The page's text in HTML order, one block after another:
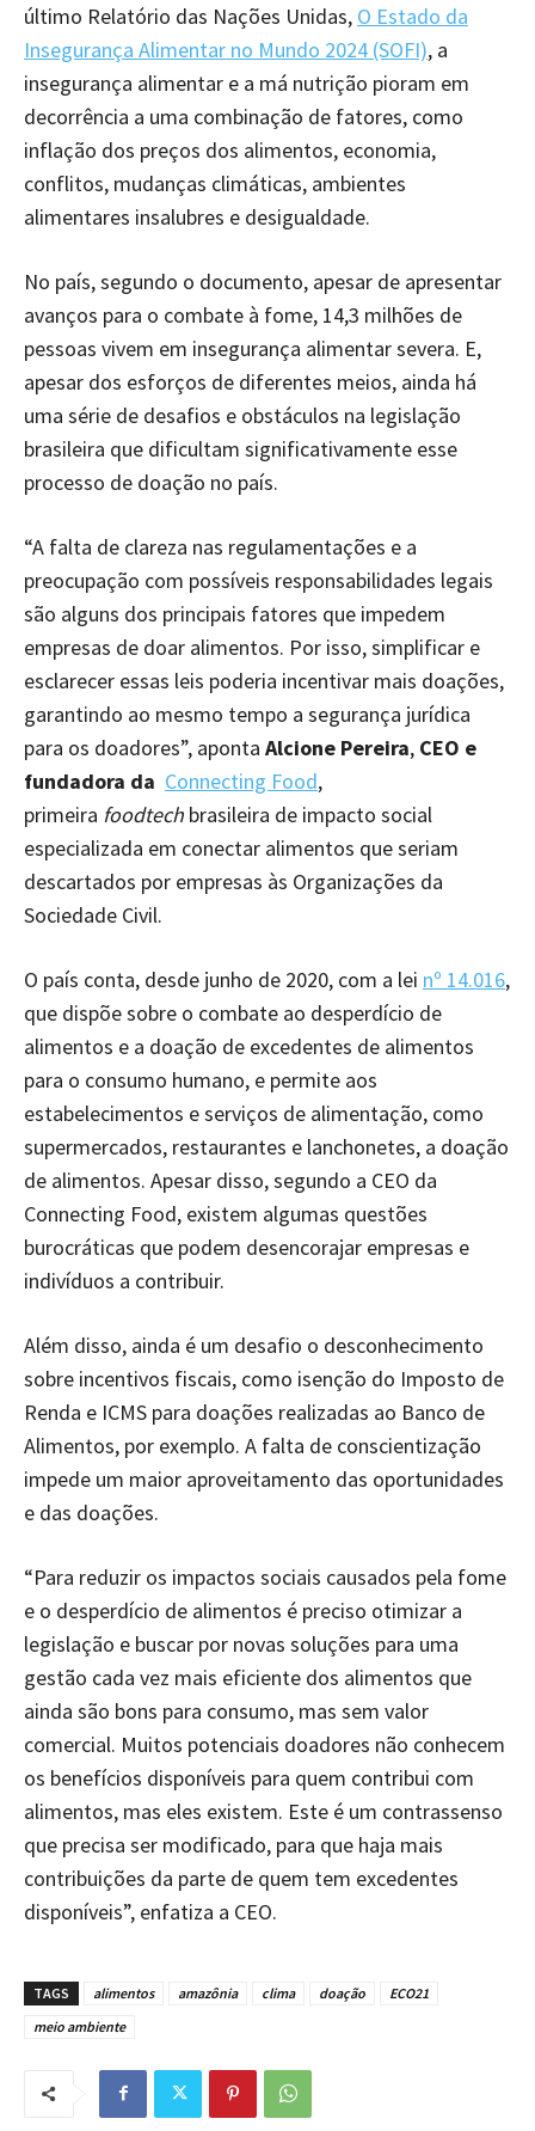
último Relatório das Nações Unidas, O Estado da
Insegurança Alimentar no Mundo 2024 (SOFI), a
insegurança alimentar e a má nutrição pioram em
decorrência a uma combinação de fatores, como
inflação dos preços dos alimentos, economia,
conflitos, mudanças climáticas, ambientes
alimentares insalubres e desigualdade.
No país, segundo o documento, apesar de apresentar
avanços para o combate à fome, 14,3 milhões de
pessoas vivem em insegurança alimentar severa. E,
apesar dos esforços de diferentes meios, ainda há
uma série de desafios e obstáculos na legislação
brasileira que dificultam significativamente esse
processo de doação no país.
“A falta de clareza nas regulamentações e a
preocupação com possíveis responsabilidades legais
são alguns dos principais fatores que impedem
empresas de doar alimentos. Por isso, simplificar e
esclarecer essas leis poderia incentivar mais doações,
garantindo ao mesmo tempo a segurança jurídica
para os doadores”, aponta Alcione Pereira, CEO e
fundadora da Connecting Food,
primeira foodtech brasileira de impacto social
especializada em conectar alimentos que seriam
descartados por empresas às Organizações da
Sociedade Civil.
O país conta, desde junho de 2020, com a lei nº 14.016,
que dispõe sobre o combate ao desperdício de
alimentos e a doação de excedentes de alimentos
para o consumo humano, e permite aos
estabelecimentos e serviços de alimentação, como
supermercados, restaurantes e lanchonetes, a doação
de alimentos. Apesar disso, segundo a CEO da
Connecting Food, existem algumas questões
burocráticas que podem desencorajar empresas e
indivíduos a contribuir.
Além disso, ainda é um desafio o desconhecimento
sobre incentivos fiscais, como isenção do Imposto de
Renda e ICMS para doações realizadas ao Banco de
Alimentos, por exemplo. A falta de conscientização
impede um maior aproveitamento das oportunidades
e das doações.
“Para reduzir os impactos sociais causados pela fome
e o desperdício de alimentos é preciso otimizar a
legislação e buscar por novas soluções para uma
gestão cada vez mais eficiente dos alimentos que
ainda são bons para consumo, mas sem valor
comercial. Muitos potenciais doadores não conhecem
os benefícios disponíveis para quem contribui com
alimentos, mas eles existem. Este é um contrassenso
que precisa ser modificado, para que haja mais
contribuições da parte de quem tem excedentes
disponíveis”, enfatiza a CEO.
TAGS alimentos amazônia clima doação
ECO21
meio ambiente